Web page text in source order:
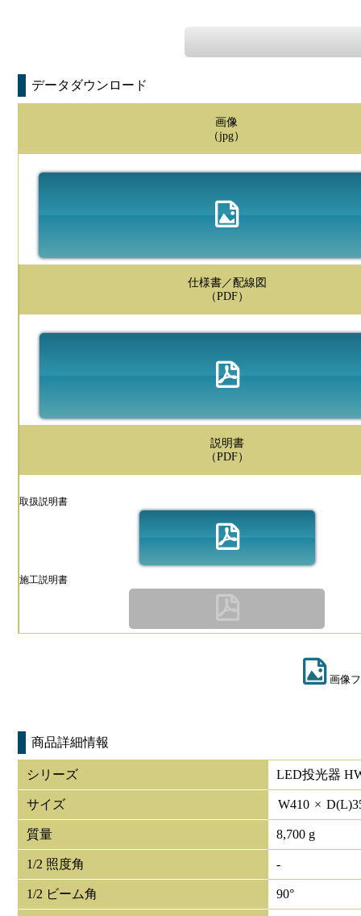
データダウンロード
画像
（jpg）
仕様書／配線図
（PDF）
説明書
（PDF）
取扱説明書
施工説明書
画像
商品詳細情報
シリーズ LED投光器
サイズ W410 × D(L)
質量 8,700 g
1/2 照度角 -
1/2 ビーム角 90°